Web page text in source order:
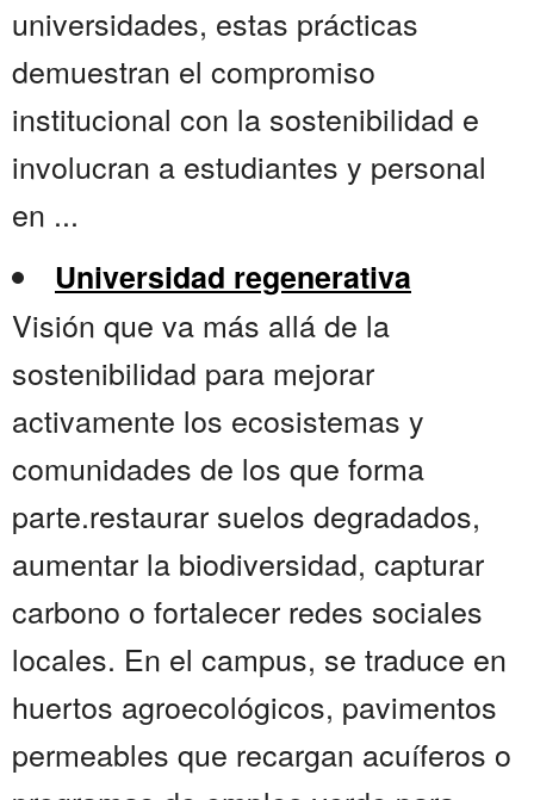
universidades, estas prácticas
demuestran el compromiso
institucional con la sostenibilidad e
involucran a estudiantes y personal
en ...
Universidad regenerativa
Visión que va más allá de la
sostenibilidad para mejorar
activamente los ecosistemas y
comunidades de los que forma
parte.restaurar suelos degradados,
aumentar la biodiversidad, capturar
carbono o fortalecer redes sociales
locales. En el campus, se traduce en
huertos agroecológicos, pavimentos
permeables que recargan acuíferos o